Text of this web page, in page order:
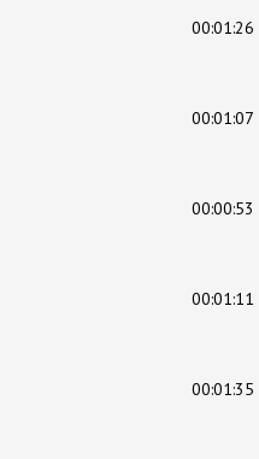
00:01:26
00:01:07
00:00:53
00:01:11
00:01:35